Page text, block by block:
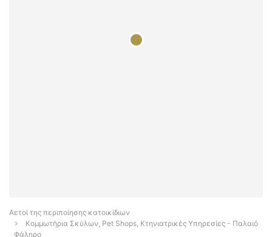
Αετοί της περιποίησης κατοικίδιων
Κομμωτήρια Σκύλων, Pet Shops, Κτηνιατρικές Υπηρεσίες - Παλαιό
Φάληρο